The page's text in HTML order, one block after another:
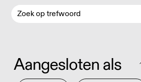
Aangesloten als